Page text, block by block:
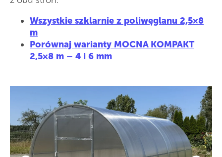
Wszystkie szklarnie z poliwęglanu 2,5×8
m
Porównaj warianty MOCNA KOMPAKT
2,5×8 m – 4 i 6 mm